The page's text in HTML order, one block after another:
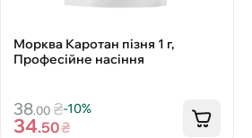
Морква Каротан пізня 1 г,
Професійне насіння
38.00 ₴-10%
34.50₴